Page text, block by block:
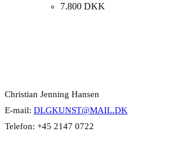
7.800 DKK
Christian Jenning Hansen
E-mail: DLGKUNST@MAIL.DK
Telefon: +45 2147 0722